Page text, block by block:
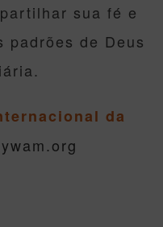
sua fé e
padrões de Deus
da